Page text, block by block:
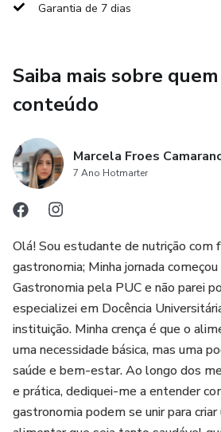
Definir seu Objetivo de Calorias e
Seja você alguém que deseja
até ganhar massa muscular, este guia
ferramentas necessárias para tomar
sobre sua alimentação.
Vamos abordar métodos simples,
calcular suas necessidades calóricas
macronutrientes, tudo isso
e atividades físicas.
A ideia desse material é que você
aprenda a calcular sua dieta. Aqui,
gerenciar sua alimentação, mas
ferramentas para atingir seus
estar de forma eficaz e sustentável.
Garantia de 7 dias
Saiba mais sobre
conteúdo
Marcela Froes
7 Ano Hotmarter
Olá! Sou estudante de nutrição com
gastronomia; Minha jornada
Gastronomia pela PUC e não parei
especializei em Docência
instituição. Minha crença é que o
uma necessidade básica, mas uma
saúde e bem-estar. Ao longo dos
e prática, dediquei-me a entender
gastronomia podem se unir para